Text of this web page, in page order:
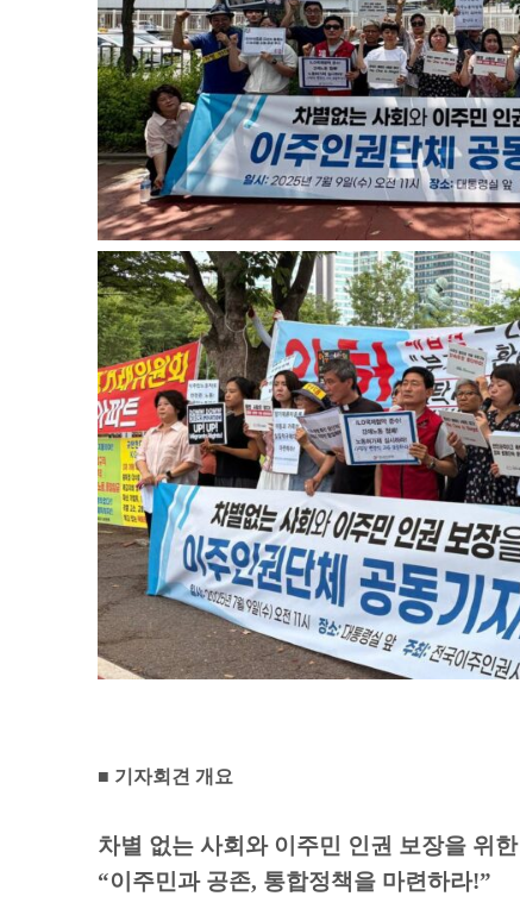
■ 기자회견 개요
차별 없는 사회와 이주민 인권 보장을 위한
“이주민과 공존, 통합정책을 마련하라!”